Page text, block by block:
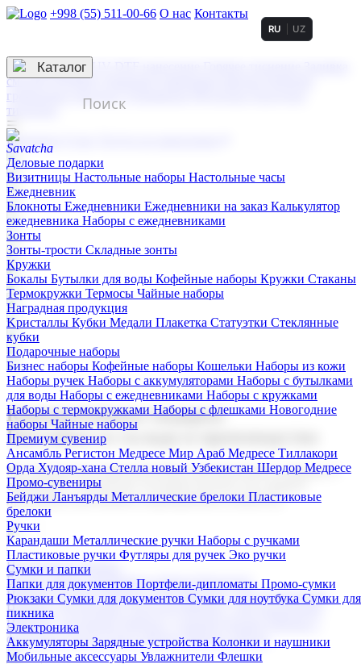
+998 (55) 511-00-66 О нас Контакты
3D гравировка
смолой (Doming)
гравировка твердая
тиснение
RU UZ
☰
Контакты
Каталог
Деловые подарки
Визитницы Настольные наборы Настольные часы
Ежедневник
Блокноты Ежедневники Ежедневники на заказ Калькулятор
ежедневника Наборы с ежедневниками
Зонты
Зонты-трости Складные зонты
Кружки
Бокалы Бутылки для воды Кофейные наборы Кружки Стаканы
Термокружки Термосы Чайные наборы
Наградная продукция
Kристаллы Кубки Медали Плакетка Статуэтки Стеклянные
кубки
Подарочные наборы
Бизнес наборы Кофейные наборы Кошельки Наборы из кожи
Наборы ручек Наборы с аккумуляторами Наборы с бутылками
для воды Наборы с ежедневниками Наборы с кружками
Наборы с термокружками Наборы с флешками Новогодние
наборы Чайные наборы
Премиум сувенир
Ансамбль Регистон Медресе Мир Араб Медресе Тиллакори
Орда Худояр-хана Стелла новый Узбекистан Шердор Медресе
Промо-сувениры
Бейджи Ланъярды Металлические брелоки Пластиковые
брелоки
Ручки
Карандаши Металлические ручки Наборы с ручками
Пластиковые ручки Футляры для ручек Эко ручки
Сумки и папки
Папки для документов Портфели-дипломаты Промо-сумки
Рюкзаки Сумки для документов Сумки для ноутбука Сумки для
пикника
Электроника
Аккумуляторы Зарядные устройства Колонки и наушники
Мобильные аксессуары Увлажнители Флешки
Корпоративные подарки
Поставка со склада и производство
Мы предлагаем широкий выбор корпоративных подарков и
сувениров с логотипом. В нашем каталоге вы найдете
продукцию для бизнеса, мероприятия и клиентов.
Подарочные наборы
Бизнес наборыКофейные наборы Кошельки
Наборы из кожиНаборы ручекНаборы с аккумуляторами
Наборы с бутылками для воды
Наборы с ежедневниками
Наборы с кружками
флешкамиНовогодние наборыЧайные наборы